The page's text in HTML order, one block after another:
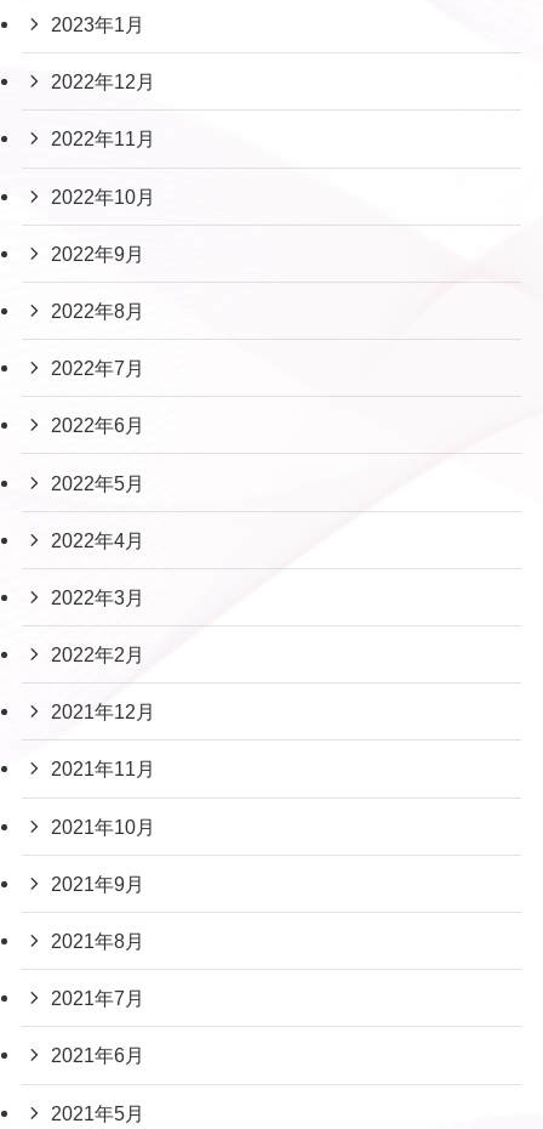
2023年1月
2022年12月
2022年11月
2022年10月
2022年9月
2022年8月
2022年7月
2022年6月
2022年5月
2022年4月
2022年3月
2022年2月
2021年12月
2021年11月
2021年10月
2021年9月
2021年8月
2021年7月
2021年6月
2021年5月